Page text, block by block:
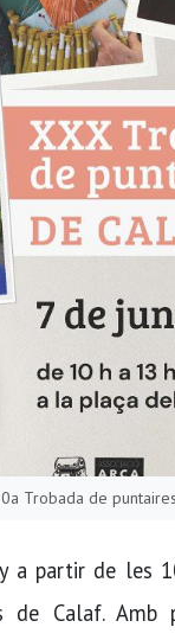
Trobada de puntaires
a partir de les
de Calaf.